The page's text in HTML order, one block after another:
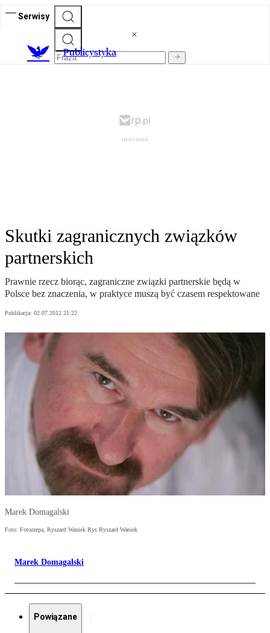
Serwisy
Publicystyka
Skutki zagranicznych związków
partnerskich
Prawnie rzecz biorąc, zagraniczne związki partnerskie będą w
Polsce bez znaczenia, w praktyce muszą być czasem respektowane
Publikacja: 02.07.2012 21:22
Marek Domagalski
Foto: Fotorzepa, Ryszard Waniek Rys Ryszard Waniek
Marek Domagalski
Powiązane